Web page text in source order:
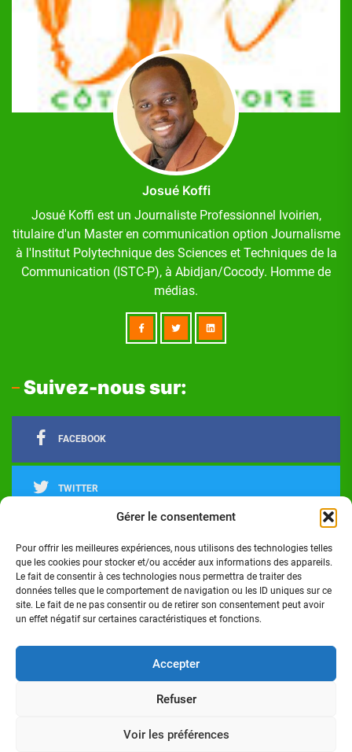
Gérer le consentement
Pour offrir les meilleures expériences, nous utilisons des technologies telles
que les cookies pour stocker et/ou accéder aux informations des appareils.
Le fait de consentir à ces technologies nous permettra de traiter des
données telles que le comportement de navigation ou les ID uniques sur ce
site. Le fait de ne pas consentir ou de retirer son consentement peut avoir
un effet négatif sur certaines caractéristiques et fonctions.
Accepter
Refuser
Voir les préférences
Josué Koffi
Josué Koffi est un Journaliste Professionnel Ivoirien,
titulaire d'un Master en communication option Journalisme
à l'Institut Polytechnique des Sciences et Techniques de la
Communication (ISTC-P), à Abidjan/Cocody. Homme de
médias.
Suivez-nous sur:
FACEBOOK
TWITTER
INSTAGRAM
Actualités
Politique
Économie
CultureSociété
SportSantéCinéma
Éducation
Football
Technologie
DiversScience
Lifestyle
Opinions
Services
Copyright © 2024 - Réalisé par Digital G I Tous droits